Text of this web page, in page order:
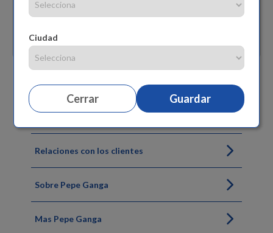
Ciudad
Cerrar Guardar
Siguenos
Relaciones con los clientes
Sobre Pepe Ganga
Mas Pepe Ganga